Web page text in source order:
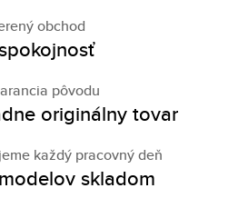
obchod
pôvodu
originálny tovar
každý pracovný deň
skladom